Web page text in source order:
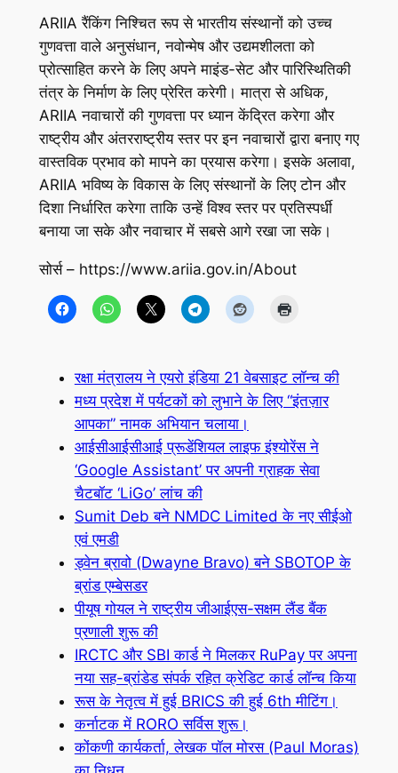
ARIIA रैंकिंग निश्चित रूप से भारतीय संस्थानों को उच्च
गुणवत्ता वाले अनुसंधान, नवोन्मेष और उद्यमशीलता को
प्रोत्साहित करने के लिए अपने माइंड-सेट और पारिस्थितिकी
तंत्र के निर्माण के लिए प्रेरित करेगी। मात्रा से अधिक,
ARIIA नवाचारों की गुणवत्ता पर ध्यान केंद्रित करेगा और
राष्ट्रीय और अंतरराष्ट्रीय स्तर पर इन नवाचारों द्वारा बनाए गए
वास्तविक प्रभाव को मापने का प्रयास करेगा। इसके अलावा,
ARIIA भविष्य के विकास के लिए संस्थानों के लिए टोन और
दिशा निर्धारित करेगा ताकि उन्हें विश्व स्तर पर प्रतिस्पर्धी
बनाया जा सके और नवाचार में सबसे आगे रखा जा सके।
सोर्स – https://www.ariia.gov.in/About
रक्षा मंत्रालय ने एयरो इंडिया 21 वेबसाइट लॉन्च की
मध्य प्रदेश में पर्यटकों को लुभाने के लिए “इंतज़ार
आपका” नामक अभियान चलाया।
आईसीआईसीआई प्रूडेंशियल लाइफ इंश्योरेंस ने
‘Google Assistant’ पर अपनी ग्राहक सेवा
चैटबॉट ‘LiGo’ लांच की
Sumit Deb बने NMDC Limited के नए सीईओ
एवं एमडी
ड्वेन ब्रावो (Dwayne Bravo) बने SBOTOP के
ब्रांड एम्बेसडर
पीयूष गोयल ने राष्ट्रीय जीआईएस-सक्षम लैंड बैंक
प्रणाली शुरू की
IRCTC और SBI कार्ड ने मिलकर RuPay पर अपना
नया सह-ब्रांडेड संपर्क रहित क्रेडिट कार्ड लॉन्च किया
रूस के नेतृत्व में हुई BRICS की हुई 6th मीटिंग।
कर्नाटक में RORO सर्विस शुरू।
कोंकणी कार्यकर्ता, लेखक पॉल मोरस (Paul Moras)